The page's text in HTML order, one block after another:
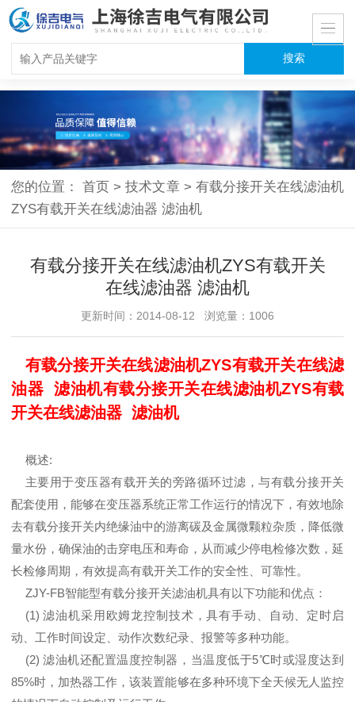
您的位置：首页 > 技术文章 > 有载分接开关在线滤油机
ZYS有载开关在线滤油器 滤油机
有载分接开关在线滤油机ZYS有载开关
在线滤油器 滤油机
更新时间：2014-08-12 浏览量：1006
有载分接开关在线滤油机ZYS有载开关在线滤
油器 滤油机有载分接开关在线滤油机ZYS有载
开关在线滤油器 滤油机
概述:
主要用于变压器有载开关的旁路循环过滤，与有载分接开关
配套使用，能够在变压器系统正常工作运行的情况下，有效地除
去有载分接开关内绝缘油中的游离碳及金属微颗粒杂质，降低微
量水份，确保油的击穿电压和寿命，从而减少停电检修次数，延
长检修周期，有效提高有载开关工作的安全性、可靠性。
ZJY-FB智能型有载分接开关滤油机具有以下功能和优点：
(1) 滤油机采用欧姆龙控制技术，具有手动、自动、定时启
动、工作时间设定、动作次数纪录、报警等多种功能。
(2) 滤油机还配置温度控制器，当温度低于5℃时或湿度达到
85%时，加热器工作，该装置能够在多种环境下全天候无人监控